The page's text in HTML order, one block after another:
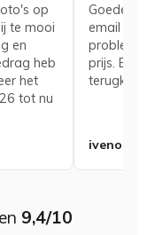
op
te mooi
en
heb
het
tot nu
Goede
email voor
probleem
prijs. Bij
iveno
9,4/10